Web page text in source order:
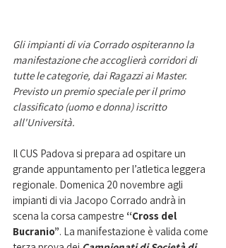
Gli impianti di via Corrado ospiteranno la
manifestazione che accoglierà corridori di
tutte le categorie, dai Ragazzi ai Master.
Previsto un premio speciale per il primo
classificato (uomo e donna) iscritto
all'Università.
Il CUS Padova si prepara ad ospitare un
grande appuntamento per l’atletica leggera
regionale. Domenica 20 novembre agli
impianti di via Jacopo Corrado andrà in
scena la corsa campestre “Cross del
Bucranio”. La manifestazione è valida come